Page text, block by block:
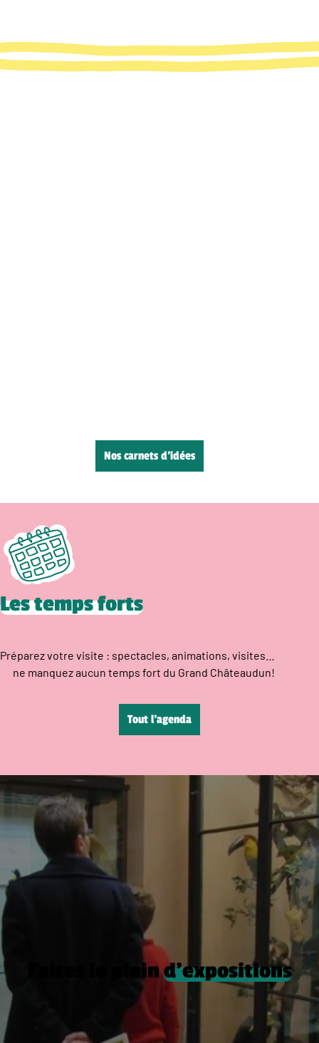
Nos carnets d’idées
Les temps forts
Préparez votre visite : spectacles, animations, visites…
ne manquez aucun temps fort du Grand Châteaudun!
Tout l’agenda
Faites le pleind’expositions